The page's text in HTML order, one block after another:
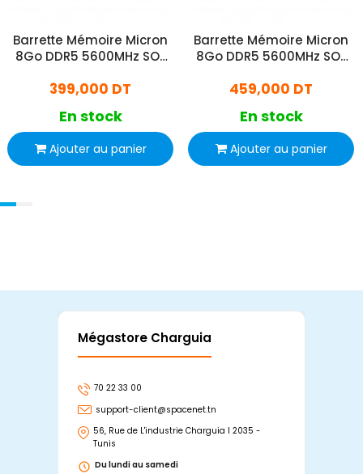
Barrette Mémoire Micron
8Go DDR5 5600MHz SO-
399,000 DT
En stock
Ajouter au panier
Barrette Mémoire Micron
8Go DDR5 5600MHz SO-
459,000 DT
En stock
Ajouter au panier
Mégastore Charguia
70 22 33 00
support-client@spacenet.tn
56, Rue de L'industrie Charguia I 2035 -
Tunis
Du lundi au samedi